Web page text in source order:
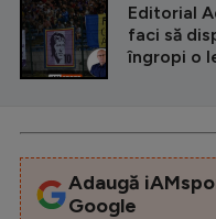
Editorial
faci să
îngropi o
Adaugă
Google